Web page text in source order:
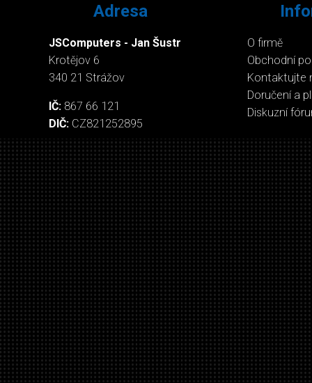
Adresa
JSComputers - Jan Šustr
Krotějov 6
340 21 Strážov
IČ: 867 66 121
DIČ: CZ821252895
O firmě
Obchodní
Kontaktujte
Doručení a
Diskuzní